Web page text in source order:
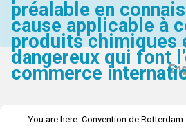
préalable en
cause applicable à
produits chimiques
dangereux qui font
commerce
You are here: Convention de Rotterdam